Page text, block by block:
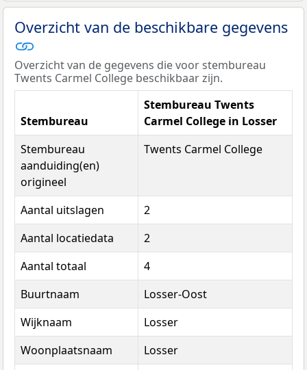
Overzicht van de beschikbare gegevens
Overzicht van de gegevens die voor stembureau
Twents Carmel College beschikbaar zijn.
Stembureau
Stembureau Twents
Carmel College in Losser
Stembureau
aanduiding(en)
origineel
Twents Carmel College
Aantal uitslagen
2
Aantal locatiedata
2
Aantal totaal
4
Buurtnaam
Losser-Oost
Wijknaam
Losser
Woonplaatsnaam
Losser